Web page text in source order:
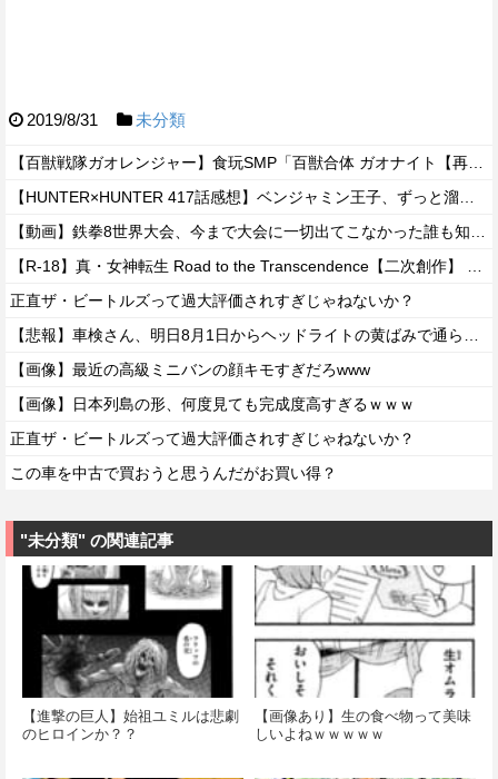
2019/8/31 未分類
正直ザ・ビートルズって過大評価されすぎじゃねないか？
【画像】最近の高級ミニバンの顔キモすぎだろwww
【画像】日本列島の形、何度見ても完成度高すぎるｗｗｗ
正直ザ・ビートルズって過大評価されすぎじゃねないか？
この車を中古で買おうと思うんだがお買い得？
"未分類" の関連記事
【進撃の巨人】始祖ユミルは悲劇
のヒロインか？？
【画像あり】生の食べ物って美味
しいよねｗｗｗｗｗ